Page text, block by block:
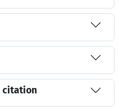
citation